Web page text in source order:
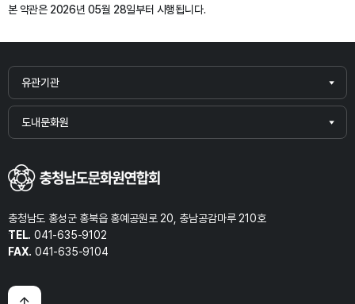
본 약관은 2026년 05월 28일부터 시행됩니다.
충청남도 홍성군 홍북읍 홍예공원로 20, 충남공감마루 210호
TEL. 041-635-9102
FAX. 041-635-9104
유관기관
도내문화원